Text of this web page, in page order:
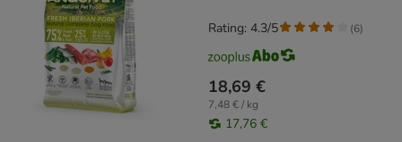
18,69 €
7,48 € / kg
17,76 €
Rating: 4.3/5 (6)